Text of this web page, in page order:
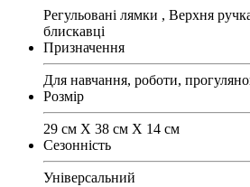
Регульовані лямки , Верхня
блискавці
Призначення
Для навчання, роботи,
Розмір
29 см X 38 см X 14 см
Сезонність
Універсальний